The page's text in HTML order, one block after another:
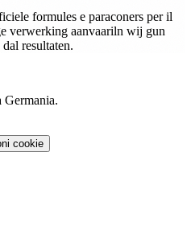
formules e paraconers per il
verwerking aanvaariln wij gun
resultaten.
Germania.
cookie